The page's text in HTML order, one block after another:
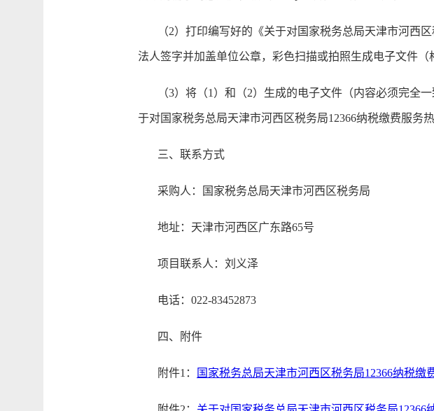
（2）打印编写好的《关于对国家税务总局天津市河西区
法人签字并加盖单位公章，彩色扫描或拍照生成电子文件（
（3）将（1）和（2）生成的电子文件（内容必须完全一
于对国家税务总局天津市河西区税务局12366纳税缴费服务
三、联系方式
采购人：国家税务总局天津市河西区税务局
地址：天津市河西区广东路65号
项目联系人：刘义泽
电话：022-83452873
四、附件
附件1： 国家税务总局天津市河西区税务局12366纳税缴